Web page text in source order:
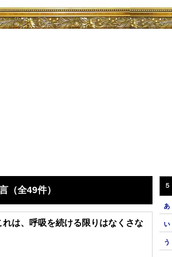
（全49件）
は、呼吸を続ける限りはなくさな
あ
い
う